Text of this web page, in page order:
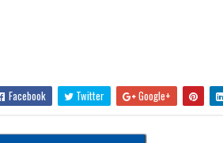
Facebook Twitter Google+